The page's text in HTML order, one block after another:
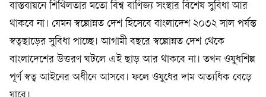
বাস্তবায়নে শিথিলতার মতো বিশ্ব বাণিজ‍্য সংস্থার বিশেষ সুবিধা আর
থাকবে না। যেমন স্বল্পোন্নত দেশ হিসেবে বাংলাদেশ ২০৩২ সাল পর্যন্ত
স্বত্বছাড়ের সুবিধা পাচ্ছে। আগামী বছরে স্বল্পোন্নত দেশ থেকে
বাংলাদেশের উত্তরণ ঘটলে এই ছাড় আর থাকবে না। তখন ওষুধশিল্প
পূর্ণ স্বত্ব আইনের অধীনে আসবে। ফলে ওষুধের দাম অত‍্যধিক বেড়ে